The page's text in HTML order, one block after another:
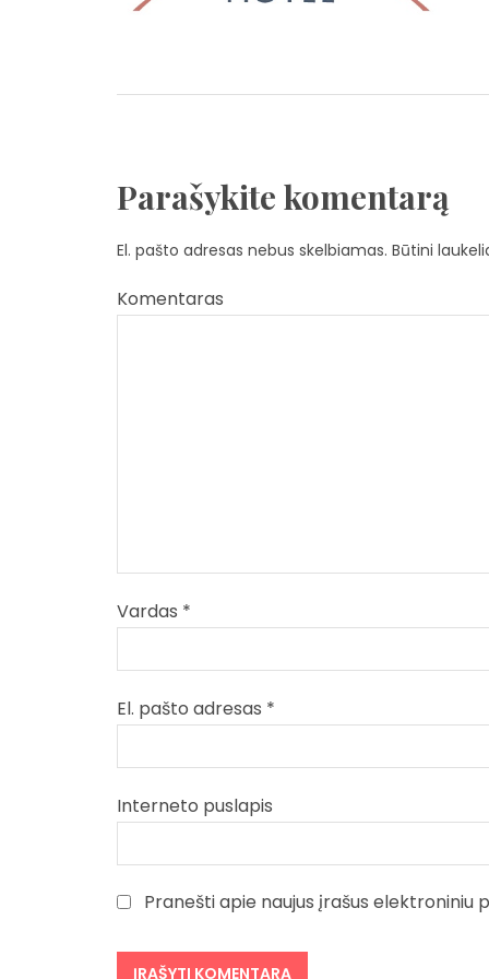
Parašykite komentarą
El. pašto adresas nebus skelbiamas. Būtini
Komentaras
Vardas *
El. pašto adresas *
Interneto puslapis
Pranešti apie naujus įrašus elektroniniu